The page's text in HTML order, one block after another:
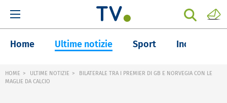
Home Ultime notizie Sport Inchieste
HOME ULTIME NOTIZIE
BILATERALE TRA I PREMIER DI GB E NORVEGIA CON LE
MAGLIE DA CALCIO